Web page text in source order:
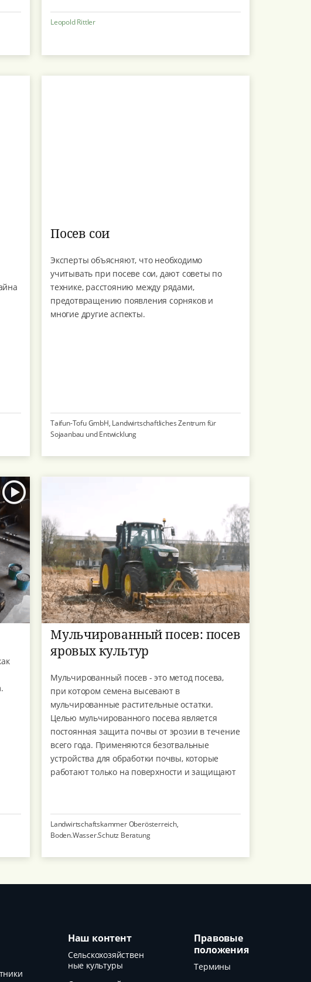
Leopold Rittler
Посев сои
Эксперты объясняют, что необходимо
учитывать при посеве сои, дают советы по
технике, расстоянию между рядами,
предотвращению появления сорняков и
многие другие аспекты.
Taifun-Tofu GmbH, Landwirtschaftliches Zentrum für
Sojaanbau und Entwicklung
Мульчированный посев: посев
яровых культур
Мульчированный посев - это метод посева,
при котором семена высевают в
мульчированные растительные остатки.
Целью мульчированного посева является
постоянная защита почвы от эрозии в течение
всего года. Применяются безотвальные
устройства для обработки почвы, которые
работают только на поверхности и защищают
Landwirtschaftskammer Oberösterreich,
Boden.Wasser.Schutz Beratung
Наш контент
Сельскохозяйствен
ные культуры
Правовые
положения
Термины